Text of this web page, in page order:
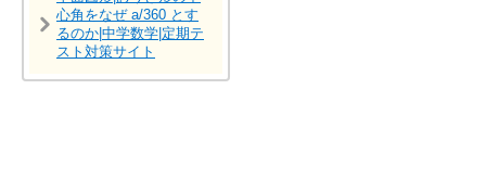
心角をなぜ a/360 とす
るのか|中学数学|定期テ
スト対策サイト